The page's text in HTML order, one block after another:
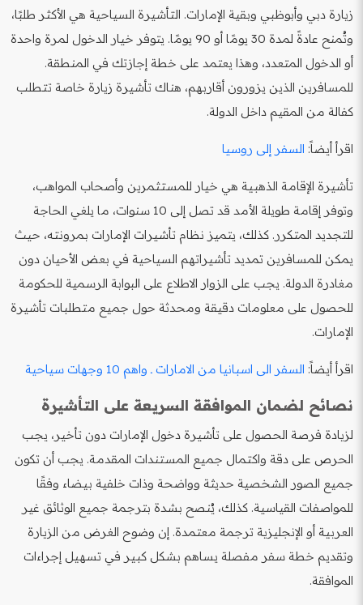
زيارة دبي وأبوظبي وبقية الإمارات. التأشيرة السياحية هي الأكثر طلبًا،
وتُمنح عادةً لمدة 30 يومًا أو 90 يومًا. يتوفر خيار الدخول لمرة واحدة
أو الدخول المتعدد، وهذا يعتمد على خطة إجازتك في المنطقة.
للمسافرين الذين يزورون أقاربهم، هناك تأشيرة زيارة خاصة تتطلب
كفالة من المقيم داخل الدولة.
اقرأ أيضاً: السفر إلى روسيا
تأشيرة الإقامة الذهبية هي خيار للمستثمرين وأصحاب المواهب،
وتوفر إقامة طويلة الأمد قد تصل إلى 10 سنوات، ما يلغي الحاجة
للتجديد المتكرر. كذلك، يتميز نظام تأشيرات الإمارات بمرونته، حيث
يمكن للمسافرين تمديد تأشيراتهم السياحية في بعض الأحيان دون
مغادرة الدولة. يجب على الزوار الاطلاع على البوابة الرسمية للحكومة
للحصول على معلومات دقيقة ومحدثة حول جميع متطلبات تأشيرة
الإمارات.
اقرأ أيضاً: السفر الى اسبانيا من الامارات ـ واهم 10 وجهات سياحية
نصائح لضمان الموافقة السريعة على التأشيرة
لزيادة فرصة الحصول على تأشيرة دخول الإمارات دون تأخير، يجب
الحرص على دقة واكتمال جميع المستندات المقدمة. يجب أن تكون
جميع الصور الشخصية حديثة وواضحة وذات خلفية بيضاء وفقًا
للمواصفات القياسية. كذلك، يُنصح بشدة بترجمة جميع الوثائق غير
العربية أو الإنجليزية ترجمة معتمدة. إن وضوح الغرض من الزيارة
وتقديم خطة سفر مفصلة يساهم بشكل كبير في تسهيل إجراءات
الموافقة.